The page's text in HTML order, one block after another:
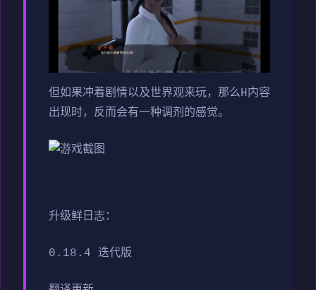
但如果冲着剧情以及世界观来玩，那么H内容
出现时，反而会有一种调剂的感觉。
升级鲜日志：
0.18.4 迭代版